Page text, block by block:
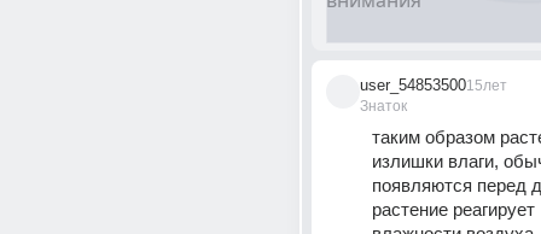
user_54853500
Знаток
15лет
таким образом
излишки влаги,
появляются перед
растение